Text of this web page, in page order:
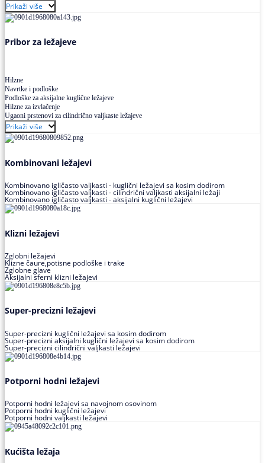
Prikaži više
Pribor za ležajeve
Hilzne
Navrtke i podloške
Podloške za aksijalne kuglične ležajeve
Hilzne za izvlačenje
Ugaoni prstenovi za cilindrično valjkaste ležajeve
Prikaži više
Kombinovani ležajevi
Kombinovano igličasto valjkasti - kuglični ležajevi sa kosim dodirom
Kombinovano igličasto valjkasti - cilindrični valjkasti aksijalni ležaji
Kombinovano igličasto valjkasti - aksijalni kuglični ležajevi
Klizni ležajevi
Zglobni ležajevi
Klizne čaure,potisne podloške i trake
Zglobne glave
Aksijalni sferni klizni ležajevi
Super-precizni ležajevi
Super-precizni kuglični ležajevi sa kosim dodirom
Super-precizni aksijalni kuglični ležajevi sa kosim dodirom
Super-precizni cilindrični valjkasti ležajevi
Potporni hodni ležajevi
Potporni hodni ležajevi sa navojnom osovinom
Potporni hodni kuglični ležajevi
Potporni hodni valjkasti ležajevi
Kućišta ležaja